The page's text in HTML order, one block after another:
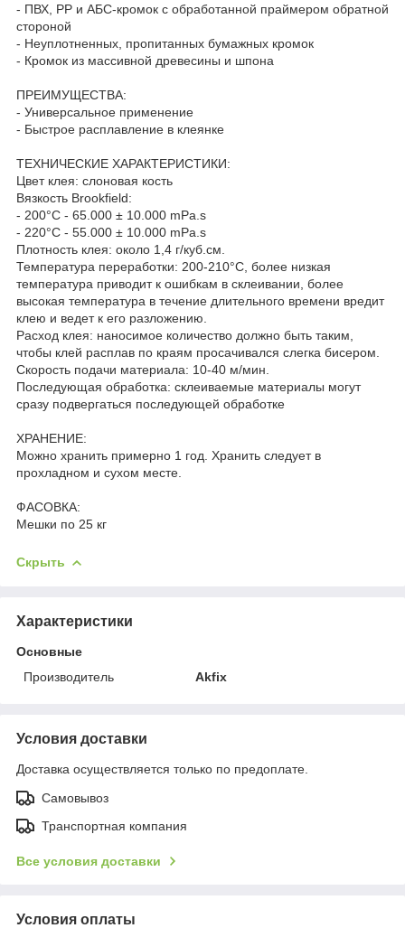
- ПВХ, РР и АБС-кромок с обработанной праймером обратной
стороной
- Неуплотненных, пропитанных бумажных кромок
- Кромок из массивной древесины и шпона
ПРЕИМУЩЕСТВА:
- Универсальное применение
- Быстрое расплавление в клеянке
ТЕХНИЧЕСКИЕ ХАРАКТЕРИСТИКИ:
Цвет клея: слоновая кость
Вязкость Brookfield:
- 200°C - 65.000 ± 10.000 mPa.s
- 220°C - 55.000 ± 10.000 mPa.s
Плотность клея: около 1,4 г/куб.см.
Температура переработки: 200-210°C, более низкая
температура приводит к ошибкам в склеивании, более
высокая температура в течение длительного времени вредит
клею и ведет к его разложению.
Расход клея: наносимое количество должно быть таким,
чтобы клей расплав по краям просачивался слегка бисером.
Скорость подачи материала: 10-40 м/мин.
Последующая обработка: склеиваемые материалы могут
сразу подвергаться последующей обработке
ХРАНЕНИЕ:
Можно хранить примерно 1 год. Хранить следует в
прохладном и сухом месте.
ФАСОВКА:
Мешки по 25 кг
Скрыть
Характеристики
Основные
Производитель
Akfix
Условия доставки
Доставка осуществляется только по предоплате.
Самовывоз
Транспортная компания
Все условия доставки
Условия оплаты